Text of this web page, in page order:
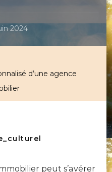
2024
d’une agence
peut s’avérer